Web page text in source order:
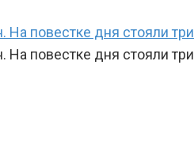
повестке дня стояли
повестке дня стояли